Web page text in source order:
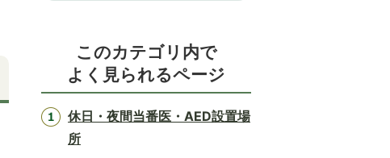
このカテゴリ内で
よく見られるページ
休日・夜間当番医・AED設置場
所